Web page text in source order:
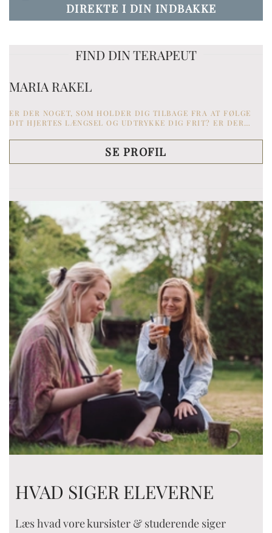
DIREKTE I DIN INDBAKKE
FIND DIN TERAPEUT
MARIA RAKEL
ER DER NOGET, SOM HOLDER DIG TILBAGE FRA AT FØLGE
DIT HJERTES LÆNGSEL OG UDTRYKKE DIG FRIT? ER DER…
SE PROFIL
HVAD SIGER ELEVERNE
Læs hvad vore kursister & studerende siger